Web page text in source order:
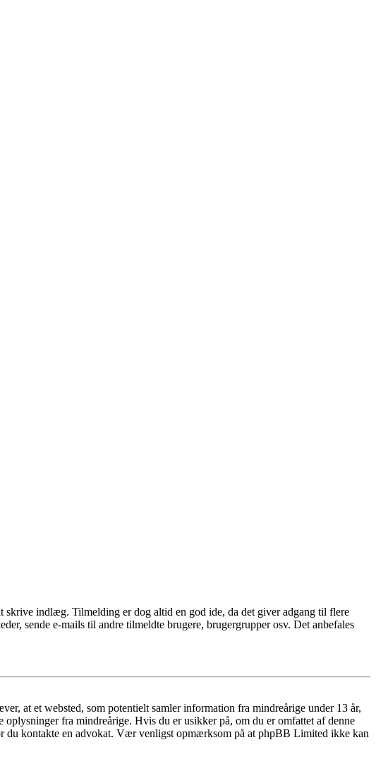
skrive indlæg. Tilmelding er dog altid en god ide, da det giver adgang til flere
sende e-mails til andre tilmeldte brugere, brugergrupper osv. Det anbefales
at et websted, som potentielt samler information fra mindreårige under 13 år,
fra mindreårige. Hvis du er usikker på, om du er omfattet af denne
du kontakte en advokat. Vær venligst opmærksom på at phpBB Limited ikke kan